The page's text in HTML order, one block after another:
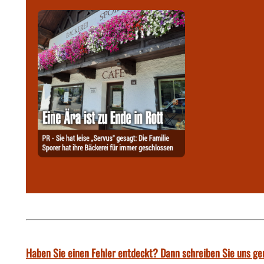
Haben Sie einen Fehler entdeckt? Dann schreiben Sie uns